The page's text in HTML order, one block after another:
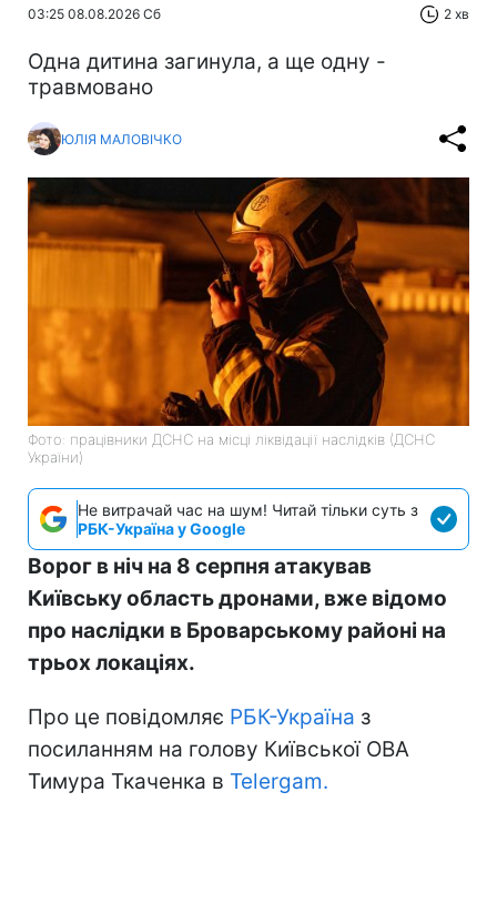
03:25 08.08.2026 Сб 2 хв
Одна дитина загинула, а ще одну -
травмовано
ЮЛІЯ МАЛОВІЧКО
Фото: працівники ДСНС на місці ліквідації наслідків (ДСНС
України)
Не витрачай час на шум! Читай тільки суть з
РБК-Україна у Google
Ворог в ніч на 8 серпня атакував
Київську область дронами, вже відомо
про наслідки в Броварському районі на
трьох локаціях.
Про це повідомляє РБК-Україна з
посиланням на голову Київської ОВА
Тимура Ткаченка в Telergam.